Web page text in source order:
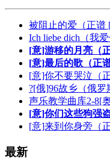
被阻止的爱（正谱 [
Ich liebe dich（我
[意]游移的月亮（
[意]最后的歌（正谱
[意]你不要哭泣（正
?[俄]96故乡（俄罗
声乐教学曲库2-8[
[意]你们这些狗强
[意]来到你身旁（
最新